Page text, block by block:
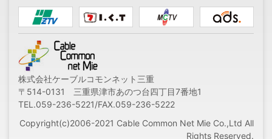
株式会社ケーブルコモンネット三重
〒514-0131 三重県津市あのつ台四丁目7番地1
TEL.059-236-5221/FAX.059-236-5222
Copyright(c)2006-2021 Cable Common Net Mie Co.,Ltd All
Rights Reserved.